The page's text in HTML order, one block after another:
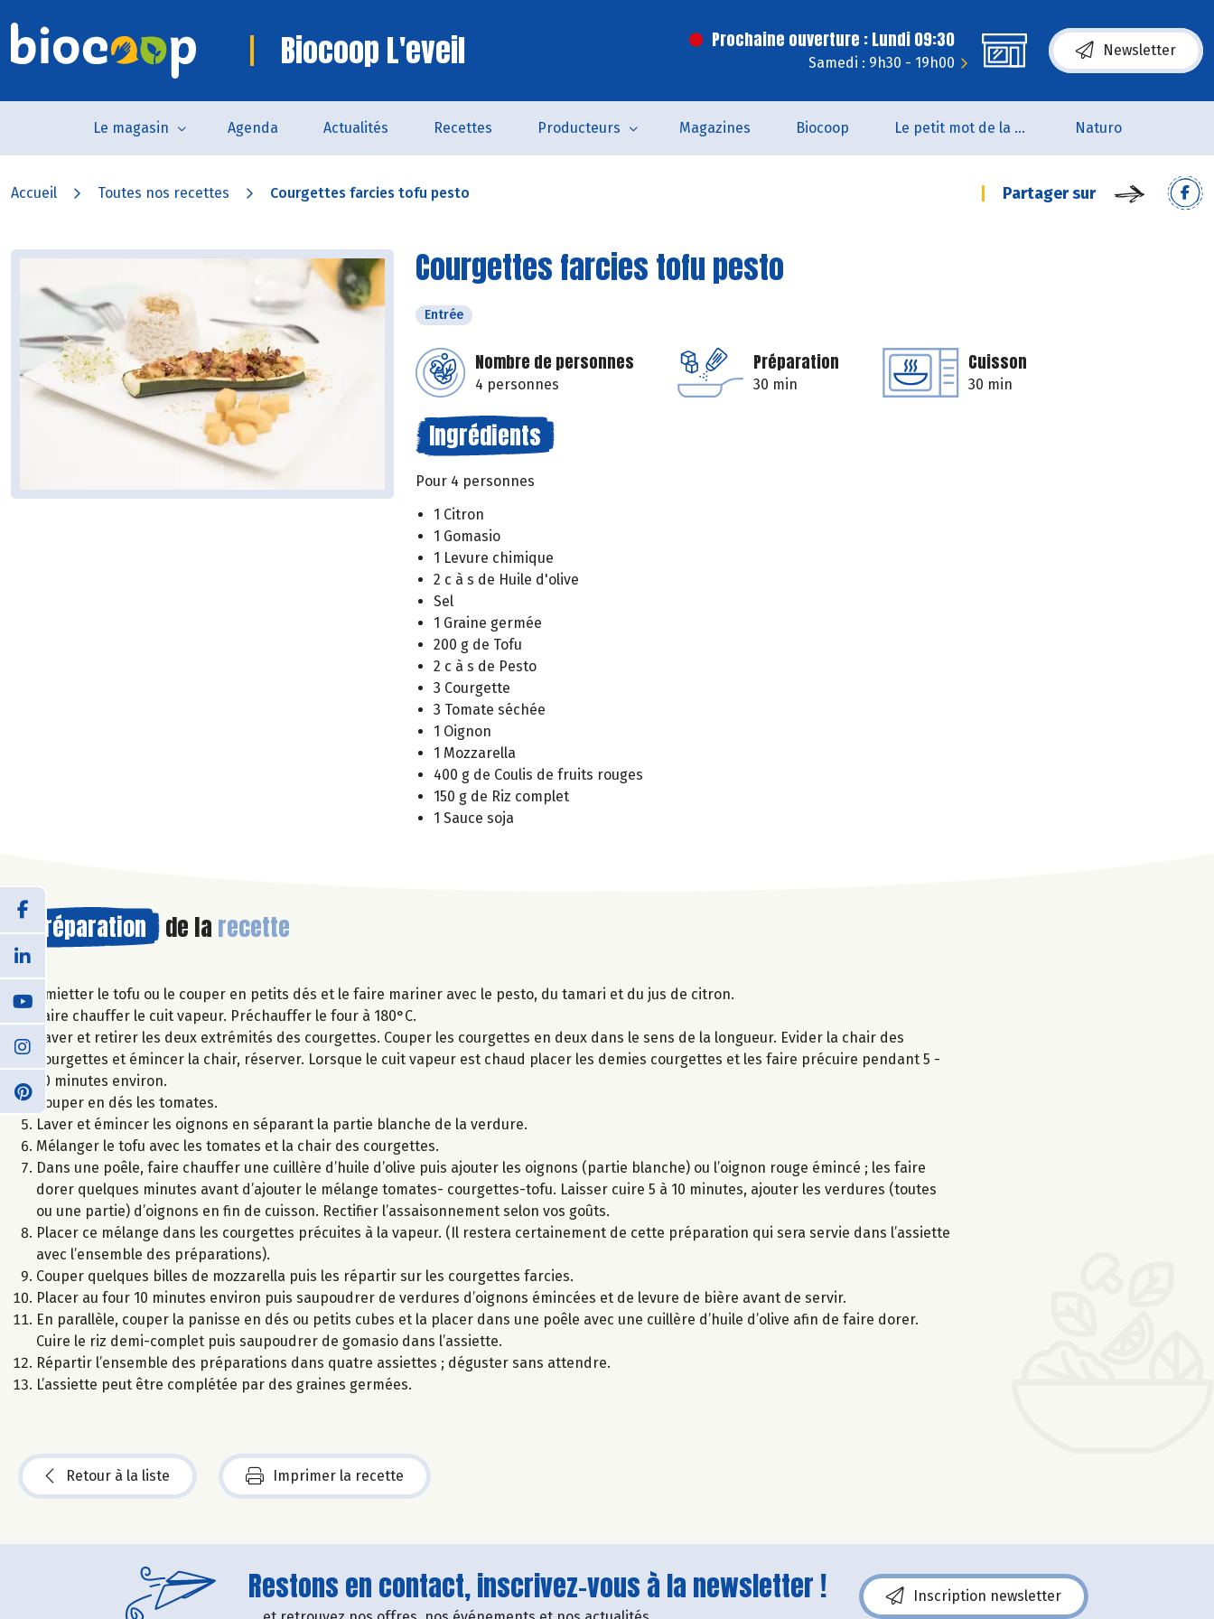
Biocoop L'eveil Prochaine ouverture : Lundi 09:30
Samedi : 9h30 - 19h00
Newsletter
Le magasin Agenda Actualités Recettes Producteurs Magazines Biocoop Le petit mot de la naturo Naturo
Accueil Toutes nos recettes Courgettes farcies tofu pesto Partager sur
Courgettes farcies tofu pesto
Entrée
Nombre de personnes
4 personnes
Préparation
30 min
Cuisson
30 min
Ingrédients
Pour 4 personnes
1 Citron
1 Gomasio
1 Levure chimique
2 c à s de Huile d'olive
Sel
1 Graine germée
200 g de Tofu
2 c à s de Pesto
3 Courgette
3 Tomate séchée
1 Oignon
1 Mozzarella
400 g de Coulis de fruits rouges
150 g de Riz complet
1 Sauce soja
Préparation de la recette
Emietter le tofu ou le couper en petits dés et le faire mariner avec le pesto, du tamari et du jus de citron.
Faire chauffer le cuit vapeur. Préchauffer le four à 180°C.
Laver et retirer les deux extrémités des courgettes. Couper les courgettes en deux dans le sens de la longueur. Evider la chair des
courgettes et émincer la chair, réserver. Lorsque le cuit vapeur est chaud placer les demies courgettes et les faire précuire pendant 5 -
10 minutes environ.
Couper en dés les tomates.
Laver et émincer les oignons en séparant la partie blanche de la verdure.
Mélanger le tofu avec les tomates et la chair des courgettes.
Dans une poêle, faire chauffer une cuillère d’huile d’olive puis ajouter les oignons (partie blanche) ou l’oignon rouge émincé ; les faire
dorer quelques minutes avant d’ajouter le mélange tomates- courgettes-tofu. Laisser cuire 5 à 10 minutes, ajouter les verdures (toutes
ou une partie) d’oignons en fin de cuisson. Rectifier l’assaisonnement selon vos goûts.
Placer ce mélange dans les courgettes précuites à la vapeur. (Il restera certainement de cette préparation qui sera servie dans l’assiette
avec l’ensemble des préparations).
Couper quelques billes de mozzarella puis les répartir sur les courgettes farcies.
Placer au four 10 minutes environ puis saupoudrer de verdures d’oignons émincées et de levure de bière avant de servir.
En parallèle, couper la panisse en dés ou petits cubes et la placer dans une poêle avec une cuillère d’huile d’olive afin de faire dorer.
Cuire le riz demi-complet puis saupoudrer de gomasio dans l’assiette.
Répartir l’ensemble des préparations dans quatre assiettes ; déguster sans attendre.
L’assiette peut être complétée par des graines germées.
Retour à la liste Imprimer la recette
Restons en contact, inscrivez-vous à la newsletter ! Inscription newsletter